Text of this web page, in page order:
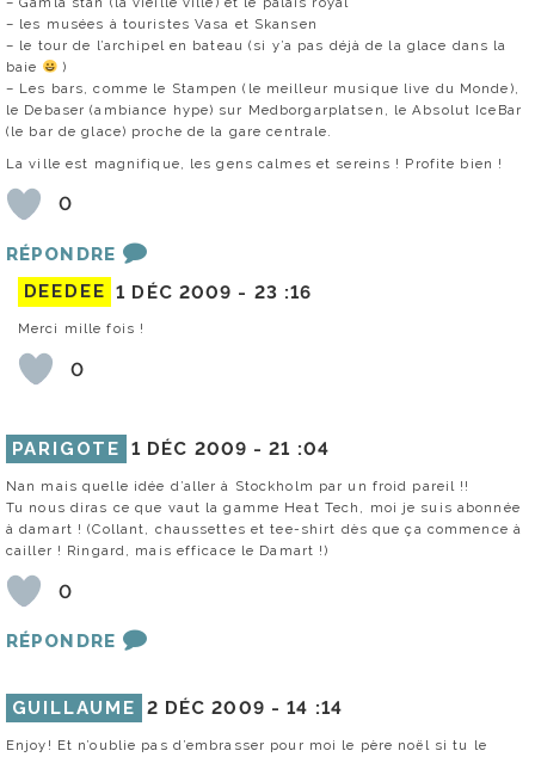
– les musées à touristes Vasa et Skansen
– le tour de l’archipel en bateau (si y’a pas déjà de la glace dans la
baie
)
– Les bars, comme le Stampen (le meilleur musique live du Monde),
le Debaser (ambiance hype) sur Medborgarplatsen, le Absolut IceBar
(le bar de glace) proche de la gare centrale.
La ville est magnifique, les gens calmes et sereins ! Profite bien !
0
RÉPONDRE
DEEDEE 1 DÉC 2009 - 23 :16
Merci mille fois !
0
PARIGOTE 1 DÉC 2009 -21 :04
Nan mais quelle idée d’aller à Stockholm par un froid pareil !!
Tu nous diras ce que vaut la gamme Heat Tech, moi je suis abonnée
à damart ! (Collant, chaussettes et tee-shirt dès que ça commence à
cailler ! Ringard, mais efficace le Damart !)
0
RÉPONDRE
GUILLAUME 2 DÉC 2009 -14 :14
Enjoy! Et n’oublie pas d’embrasser pour moi le père noël si tu le